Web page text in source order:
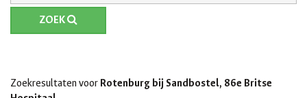
ZOEK
Zoekresultaten voor Rotenburg bij Sandbostel, 86e Britse